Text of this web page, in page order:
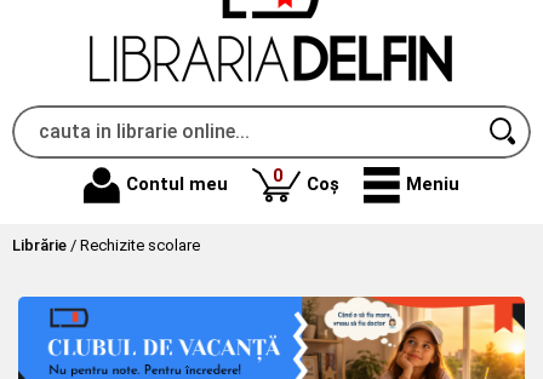
Contul meu 0produse
Coș Meniu
Librărie / Rechizite scolare